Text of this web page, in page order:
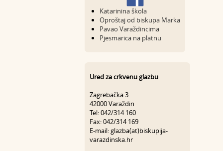
Katarinina škola
Oproštaj od biskupa Marka
Pavao Varaždincima
Pjesmarica na platnu
Ured za crkvenu glazbu
Zagrebačka 3
42000 Varaždin
Tel: 042/314 160
Fax: 042/314 169
E-mail: glazba(at)biskupija-
varazdinska.hr